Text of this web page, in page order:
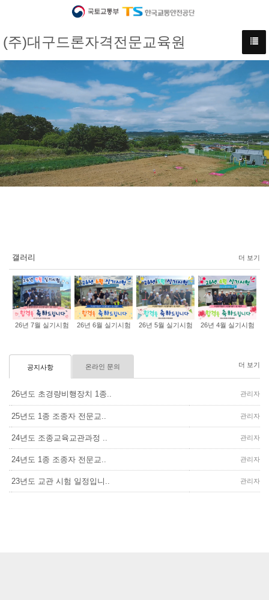
(주)대구드론자격전문교육원
갤러리 더 보기
26년 7월 실기시험 26년 6월 실기시험 26년 5월 실기시험 26년 4월 실기시험
공지사항 온라인 문의 더 보기
26년도 초경량비행장치 1종.. 관리자
25년도 1종 조종자 전문교.. 관리자
24년도 조종교육교관과정 .. 관리자
24년도 1종 조종자 전문교.. 관리자
23년도 교관 시험 일정입니.. 관리자